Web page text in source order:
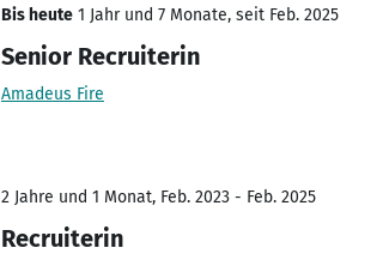
Bis heute 1 Jahr und 7 Monate, seit Feb. 2025
Senior Recruiterin
Amadeus Fire
2 Jahre und 1 Monat, Feb. 2023 - Feb. 2025
Recruiterin